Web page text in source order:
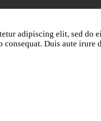
adipiscing elit, sed
consequat. Duis aute